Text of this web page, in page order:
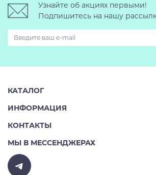
Узнайте об акциях первыми!
Подпишитесь на нашу
КАТАЛОГ
Багажник на крышу авто
Автобоксы
Крепления велосипедов на авто
Крепления лыж и сноубордов на
ИНФОРМАЦИЯ
Аренда
Ремонт
Доставка
КОНТАКТЫ
Телефон: 8 (495) 2367486
Бесплатно РФ:
E-mail:
МЫ В МЕССЕНДЖЕРАХ